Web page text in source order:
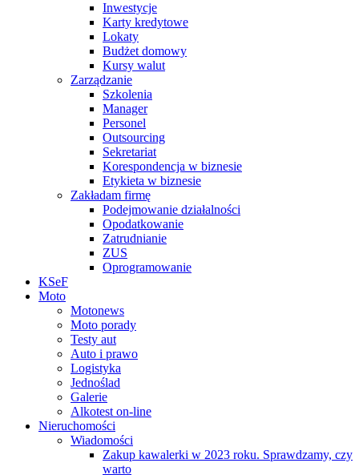
Inwestycje
Karty kredytowe
Lokaty
Budżet domowy
Kursy walut
Zarządzanie
Szkolenia
Manager
Personel
Outsourcing
Sekretariat
Korespondencja w biznesie
Etykieta w biznesie
Zakładam firmę
Podejmowanie działalności
Opodatkowanie
Zatrudnianie
ZUS
Oprogramowanie
KSeF
Moto
Motonews
Moto porady
Testy aut
Auto i prawo
Logistyka
Jednoślad
Galerie
Alkotest on-line
Nieruchomości
Wiadomości
Zakup kawalerki w 2023 roku. Sprawdzamy, czy
warto